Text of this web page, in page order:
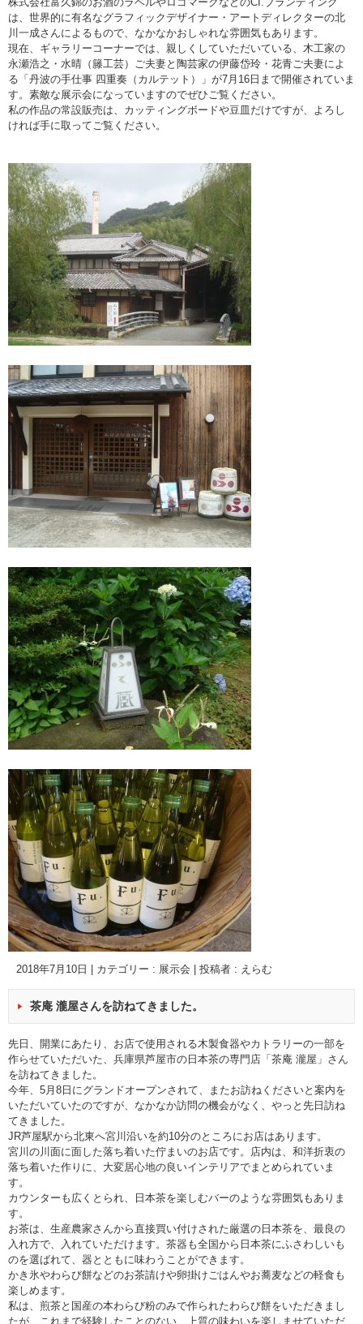
は、世界的に有名なグラフィックデザイナー・アートディレクターの北
川一成さんによるもので、なかなかおしゃれな雰囲気もあります。
現在、ギャラリーコーナーでは、親しくしていただいている、木工家の
永瀬浩之・水晴（籐工芸）ご夫妻と陶芸家の伊藤岱玲・花青ご夫妻によ
る「 丹波の手仕事 四重奏（カルテット）」が7月16日まで開催されていま
す。素敵な展示会になっていますのでぜひご覧ください。
私の作品の常設販売は、カッティングボードや豆皿だけですが、よろし
ければ手に取ってご覧ください。
2018年7月10日 カテゴリー : 展示会 投稿者 : えらむ
茶庵 瀧屋さんを訪ねてきました。
先日、開業にあたり、お店で使用される木製食器やカトラリーの一部を
作らせていただいた、兵庫県芦屋市の日本茶の専門店「茶庵 瀧屋」さん
を訪ねてきました。
今年、5月8日にグランドオープンされて、またお訪ねくださいと案内を
いただいていたのですが、なかなか訪問の機会がなく、やっと先日訪ね
てきました。
JR芦屋駅から北東へ宮川沿いを約10分のところにお店はあります。
宮川の川面に面した落ち着いた佇まいのお店です。店内は、和洋折衷の
落ち着いた作りに、大変居心地の良いインテリアでまとめられていま
す。
カウンターも広くとられ、日本茶を楽しむバーのような雰囲気もありま
す。
お茶は、生産農家さんから直接買い付けされた厳選の日本茶を、最良の
入れ方で、入れていただけます。茶器も全国から日本茶にふさわしいも
のを選ばれて、器とともに味わうことができます。
かき氷やわらび餅などのお茶請けや卵掛けごはんやお蕎麦などの軽食も
楽しめます。
私は、煎茶と国産の本わらび粉のみで作られたわらび餅をいただきまし
たが、これまで経験したことのない、上質の味わいを楽しませていただ